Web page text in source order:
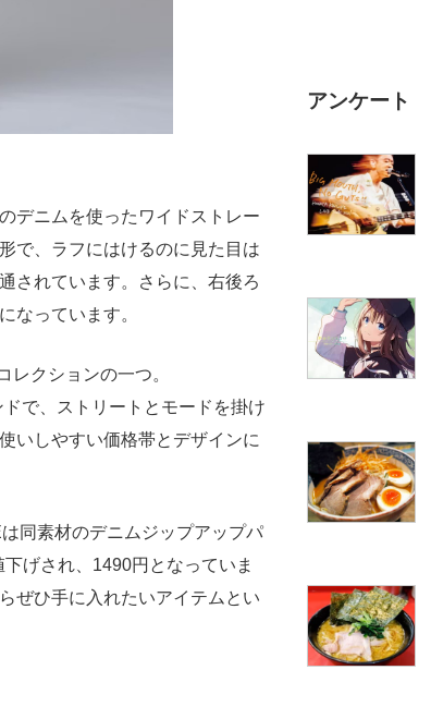
デニムを使ったワイドストレー
で、ラフにはけるのに見た目は
されています。さらに、右後ろ
なっています。
クションの一つ。
で、ストリートとモードを掛け
いしやすい価格帯とデザインに
同素材のデニムジップアップパ
げされ、1490円となっていま
ぜひ手に入れたいアイテムとい
アンケート